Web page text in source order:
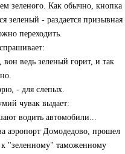
зеленого. Как обычно, кнопка
зеленый - раздается призывная
переходить.
ведь зеленый горит, и так
- для слепых.
чувак выдает:
водить автомобили...
аэропорт Домодедово, прошел
"зеленному" таможенному